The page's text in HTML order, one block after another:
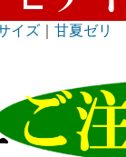
イズ｜ 甘夏ゼリ